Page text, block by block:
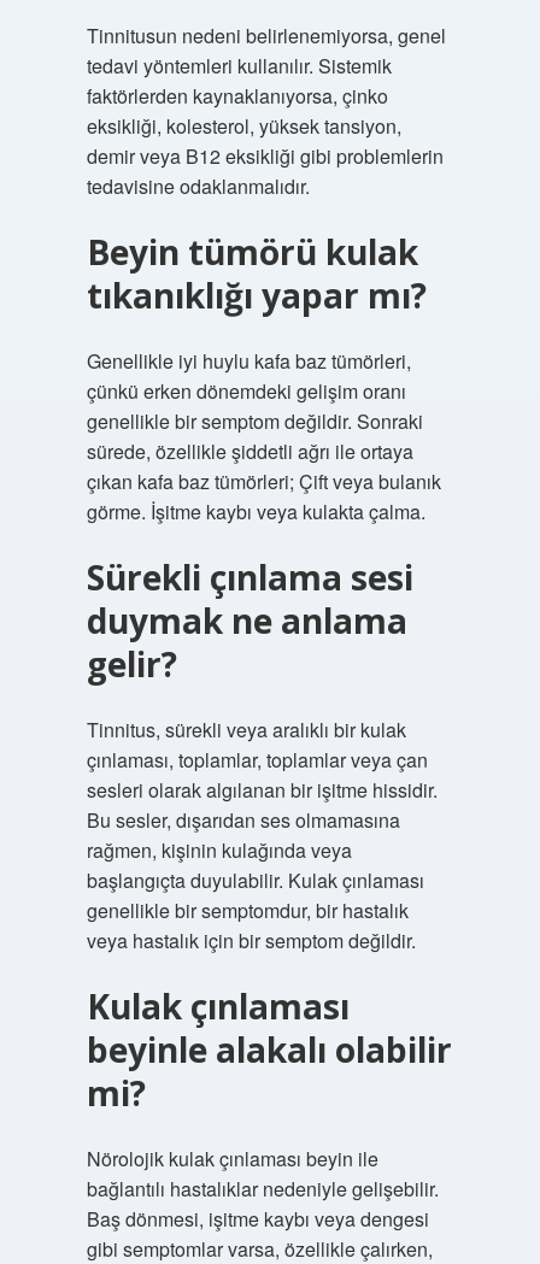
Tinnitusun nedeni belirlenemiyorsa, genel
tedavi yöntemleri kullanılır. Sistemik
faktörlerden kaynaklanıyorsa, çinko
eksikliği, kolesterol, yüksek tansiyon,
demir veya B12 eksikliği gibi problemlerin
tedavisine odaklanmalıdır.
Beyin tümörü kulak
tıkanıklığı yapar mı?
Genellikle iyi huylu kafa baz tümörleri,
çünkü erken dönemdeki gelişim oranı
genellikle bir semptom değildir. Sonraki
sürede, özellikle şiddetli ağrı ile ortaya
çıkan kafa baz tümörleri; Çift veya bulanık
görme. İşitme kaybı veya kulakta çalma.
Sürekli çınlama sesi
duymak ne anlama
gelir?
Tinnitus, sürekli veya aralıklı bir kulak
çınlaması, toplamlar, toplamlar veya çan
sesleri olarak algılanan bir işitme hissidir.
Bu sesler, dışarıdan ses olmamasına
rağmen, kişinin kulağında veya
başlangıçta duyulabilir. Kulak çınlaması
genellikle bir semptomdur, bir hastalık
veya hastalık için bir semptom değildir.
Kulak çınlaması
beyinle alakalı olabilir
mi?
Nörolojik kulak çınlaması beyin ile
bağlantılı hastalıklar nedeniyle gelişebilir.
Baş dönmesi, işitme kaybı veya dengesi
gibi semptomlar varsa, özellikle çalırken,